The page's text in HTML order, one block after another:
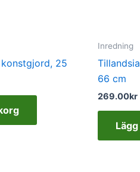
25
Inredning
66 cm
269.00kr